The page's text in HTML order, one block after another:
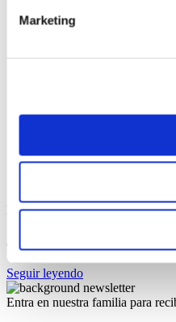
Marketing
ELABORADA POR EL
Jarrete de Ternera Gallega con
Seguir leyendo
Entra en nuestra familia para